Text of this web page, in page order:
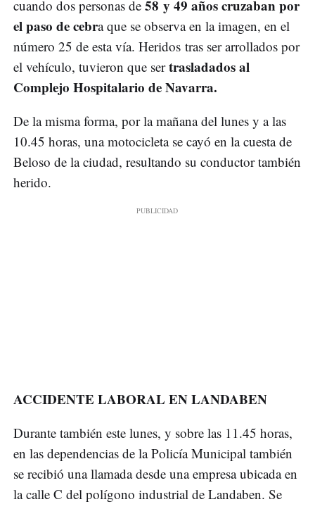
cuando dos personas de 58 y 49 años cruzaban por
el paso de cebra que se observa en la imagen, en el
número 25 de esta vía. Heridos tras ser arrollados por
el vehículo, tuvieron que sertrasladados al
Complejo Hospitalario de Navarra.
De la misma forma, por la mañana del lunes y a las
10.45 horas, una motocicleta se cayó en la cuesta de
Beloso de la ciudad, resultando su conductor también
herido.
ACCIDENTE LABORAL EN LANDABEN
Durante también este lunes, y sobre las 11.45 horas,
en las dependencias de la Policía Municipal también
se recibió una llamada desde una empresa ubicada en
la calle C del polígono industrial de Landaben. Se